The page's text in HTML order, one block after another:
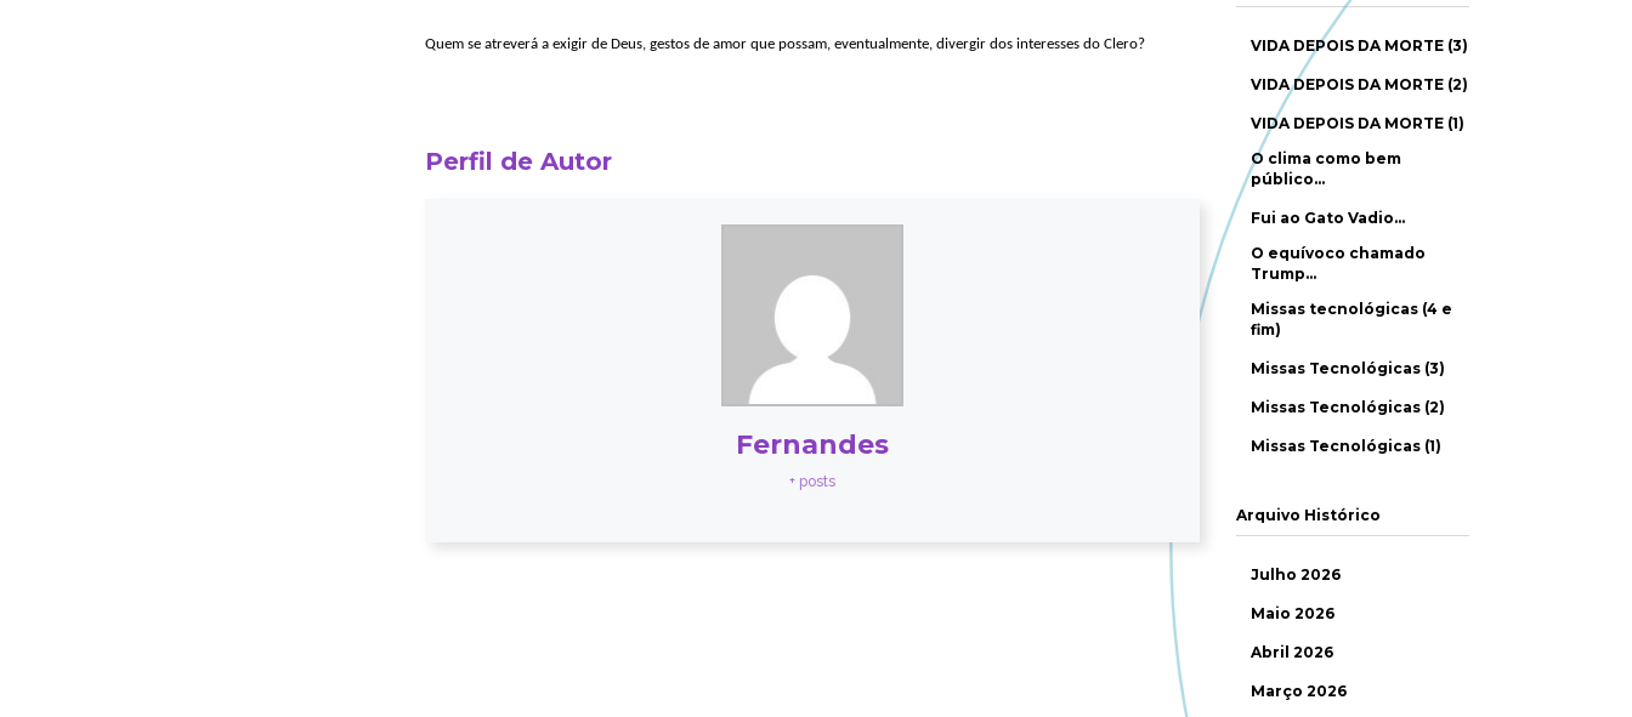
Quem se atreverá a exigir de Deus, gestos de amor que possam, eventualmente, divergir dos interesses do Clero?
Perfil de Autor
Fernandes
+ posts
VIDA DEPOIS DA MORTE (3)
VIDA DEPOIS DA MORTE (2)
VIDA DEPOIS DA MORTE (1)
O clima como bem
público…
Fui ao Gato Vadio…
O equívoco chamado
Trump…
Missas tecnológicas (4 e
fim)
Missas Tecnológicas (3)
Missas Tecnológicas (2)
Missas Tecnológicas (1)
Arquivo Histórico
Julho 2026
Maio 2026
Abril 2026
Março 2026